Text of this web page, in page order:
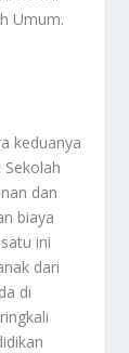
Umum.
keduanya
dan
biaya
ini
dari
di